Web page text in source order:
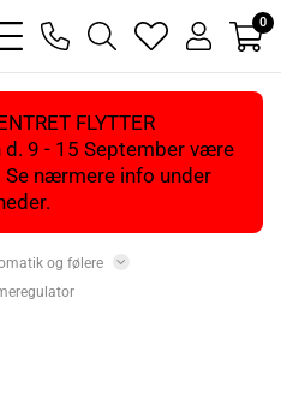
bars
light
phone
magnifying
glass
heart
light
user
light
0
FLYTTER
9 - 15 September være
nærmere info under
og følere